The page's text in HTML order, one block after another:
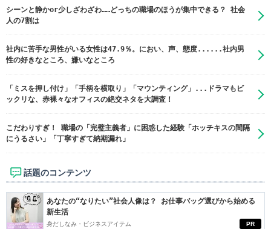
シーンと静かor少しざわざわ……どっちの職場のほうが集中できる？ 社会
人の7割は
社内に苦手な男性がいる女性は47.9％。におい、声、態度......社内男
性の好きなところ、嫌いなところ
「ミスを押し付け」「手柄を横取り」「マウンティング」...ドラマもビ
ックリな、赤裸々なオフィスの絶交ネタを大調査！
こだわりすぎ！ 職場の「完璧主義者」に困惑した経験「ホッチキスの間隔
にうるさい」「丁寧すぎて納期漏れ」
話題のコンテンツ
PR
あなたの“なりたい”社会人像は？ お仕事バッグ選びから始める
新生活
身だしなみ・ビジネスアイテム